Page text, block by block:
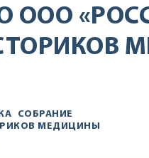
ООО
СОБРАНИЕ
МЕДИЦИНЫ